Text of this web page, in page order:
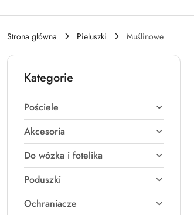
Strona główna Pieluszki Muślinowe
Kategorie
Pościele
Akcesoria
Do wózka i fotelika
Poduszki
Ochraniacze